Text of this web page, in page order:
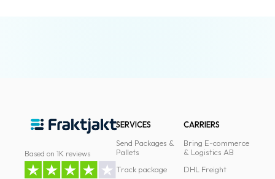
Based on 1K reviews
SERVICES
Send Packages &
Pallets
Track package
CARRIERS
Bring E-commerce
& Logistics AB
DHL Freight